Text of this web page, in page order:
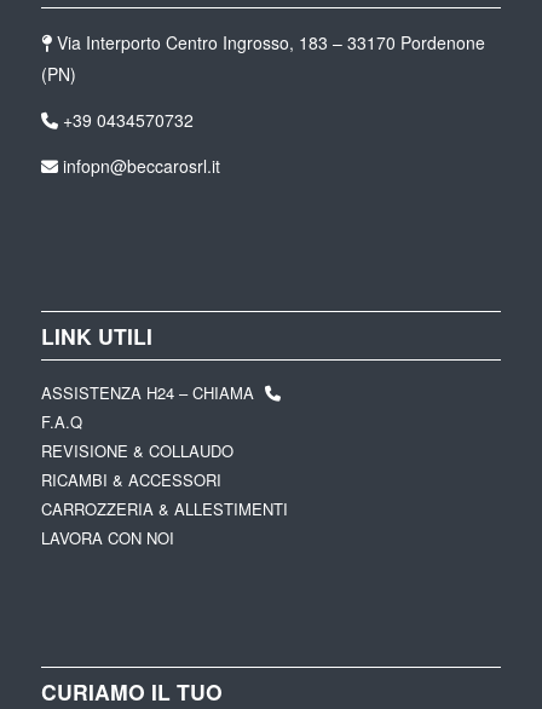
Via Interporto Centro Ingrosso, 183 – 33170 Pordenone
(PN)
+39 0434570732
infopn@beccarosrl.it
LINK UTILI
ASSISTENZA H24 – CHIAMA
F.A.Q
REVISIONE & COLLAUDO
RICAMBI & ACCESSORI
CARROZZERIA & ALLESTIMENTI
LAVORA CON NOI
CURIAMO IL TUO